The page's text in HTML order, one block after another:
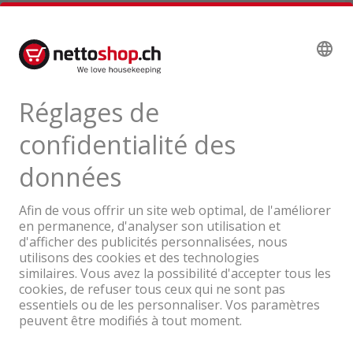
Données techniques
Une entreprise du Groupe Coop